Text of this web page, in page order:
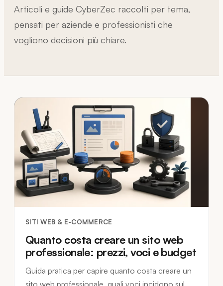
Articoli e guide CyberZec raccolti per tema,
pensati per aziende e professionisti che
vogliono decisioni più chiare.
SITI WEB & E-COMMERCE
Quanto costa creare un sito web
professionale: prezzi, voci e budget
Guida pratica per capire quanto costa creare un
sito web professionale, quali voci incidono sul